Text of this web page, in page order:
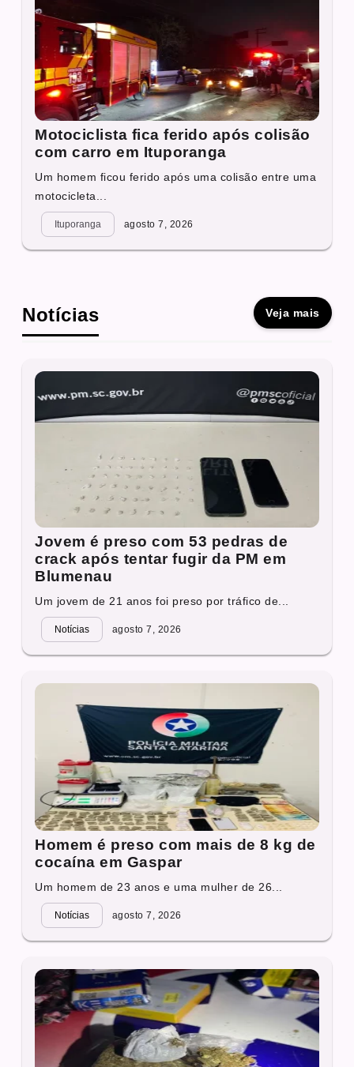
Motociclista fica ferido após colisão
com carro em Ituporanga
Um homem ficou ferido após uma colisão entre uma
motocicleta...
Ituporanga agosto 7, 2026
Notícias Veja mais
Jovem é preso com 53 pedras de
crack após tentar fugir da PM em
Blumenau
Um jovem de 21 anos foi preso por tráfico de...
Notícias agosto 7, 2026
Homem é preso com mais de 8 kg de
cocaína em Gaspar
Um homem de 23 anos e uma mulher de 26...
Notícias agosto 7, 2026